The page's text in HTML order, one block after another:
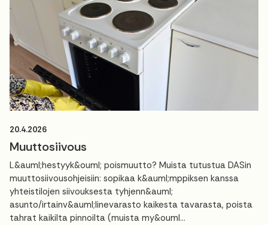
20.4.2026
Muuttosiivous
L&auml;hestyyk&ouml; poismuutto? Muista tutustua DASin
muuttosiivousohjeisiin: sopikaa k&auml;mppiksen kanssa
yhteistilojen siivouksesta tyhjenn&auml;
asunto/irtainv&auml;linevarasto kaikesta tavarasta, poista
tahrat kaikilta pinnoilta (muista my&ouml...